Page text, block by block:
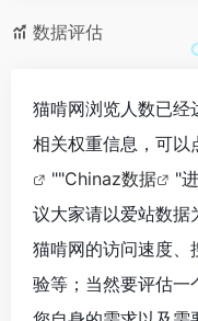
数据评估
猫啃网浏览人数已经
相关权重信息，可以
""Chinaz数据
"
议大家请以爱站数据
猫啃网的访问速度、
验等；当然要评估一